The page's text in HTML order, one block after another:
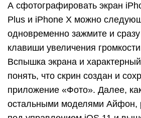
А сфотографировать экран
Plus и iPhone X можно
одновременно зажмите и сразу
клавиши увеличения
Вспышка экрана и
понять, что скрин создан и
приложение «Фото». Далее,
остальными моделями